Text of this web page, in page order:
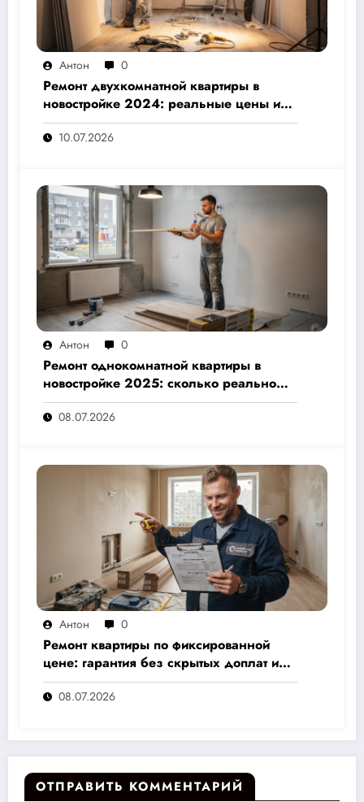
Антон 0
Ремонт двухкомнатной квартиры в
новостройке 2024: реальные цены и
скрытые расходы, которые вам не
назовут подрядчики
10.07.2026
Антон 0
Ремонт однокомнатной квартиры в
новостройке 2025: сколько реально
стоит и как не переплатить — полный
расчёт от 500 000 рублей
08.07.2026
Антон 0
Ремонт квартиры по фиксированной
цене: гарантия без скрытых доплат и
переплат
08.07.2026
ОТПРАВИТЬ КОММЕНТАРИЙ